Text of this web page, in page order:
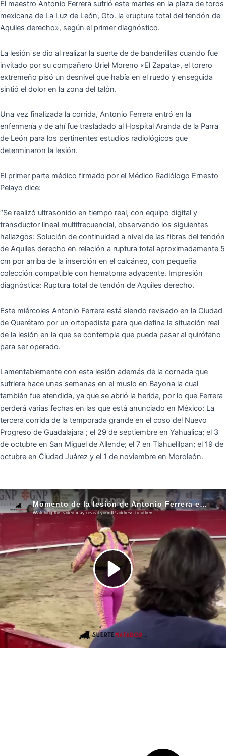
El maestro Antonio Ferrera sufrió este martes en la plaza de toros
mexicana de La Luz de León, Gto. la «ruptura total del tendón de
Aquiles derecho», según el primer diagnóstico.
La lesión se dio al realizar la suerte de de banderillas cuando fue
invitado por su compañero Uriel Moreno «El Zapata», el torero
extremeño pisó un desnivel que había en el ruedo y enseguida
sintió el dolor en la zona del talón.
Una vez finalizada la corrida, Antonio Ferrera entró en la
enfermería y de ahí fue trasladado al Hospital Aranda de la Parra
de León para los pertinentes estudios radiológicos que
determinaron la lesión.
El primer parte médico firmado por el Médico Radiólogo Ernesto
Pelayo dice:
“Se realizó ultrasonido en tiempo real, con equipo digital y
transductor lineal multifrecuencial, observando los siguientes
hallazgos: Solución de continuidad a nivel de las fibras del tendón
de Aquiles derecho en relación a ruptura total aproximadamente 5
cm por arriba de la inserción en el calcáneo, con pequeña
colección compatible con hematoma adyacente. Impresión
diagnóstica: Ruptura total de tendón de Aquiles derecho.
Este miércoles Antonio Ferrera está siendo revisado en la Ciudad
de Querétaro por un ortopedista para que defina la situación real
de la lesión en la que se contempla que pueda pasar al quirófano
para ser operado.
Lamentablemente con esta lesión además de la cornada que
sufriera hace unas semanas en el muslo en Bayona la cual
también fue atendida, ya que se abrió la herida, por lo que Ferrera
perderá varias fechas en las que está anunciado en México: La
tercera corrida de la temporada grande en el coso del Nuevo
Progreso de Guadalajara ; el 29 de septiembre en Yahualica; el 3
de octubre en San Miguel de Allende; el 7 en Tlahuelilpan; el 19 de
octubre en Ciudad Juárez y el 1 de noviembre en Moroleón.